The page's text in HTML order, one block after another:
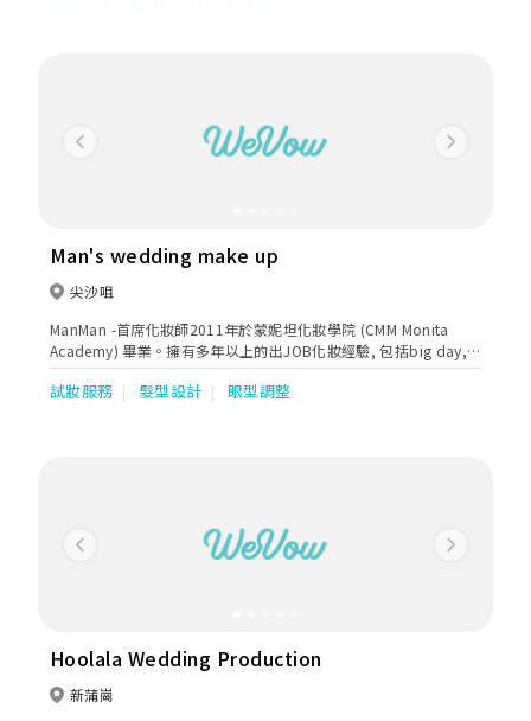
Previous Next
Man's wedding make up
尖沙咀
ManMan -首席化妝師2011年於蒙妮坦化妝學院 (CMM Monita
Academy) 畢業。擁有多年以上的出JOB化妝經驗, 包括big day,
studio protrait, pre wedding, bridal shower, aunnal dinner,
granddin, party化妝及個人教學等。Manman新娘化妝主要以自
試妝服務 髮型設計 眼型調整
Previous Next
Hoolala Wedding Production
新蒲崗